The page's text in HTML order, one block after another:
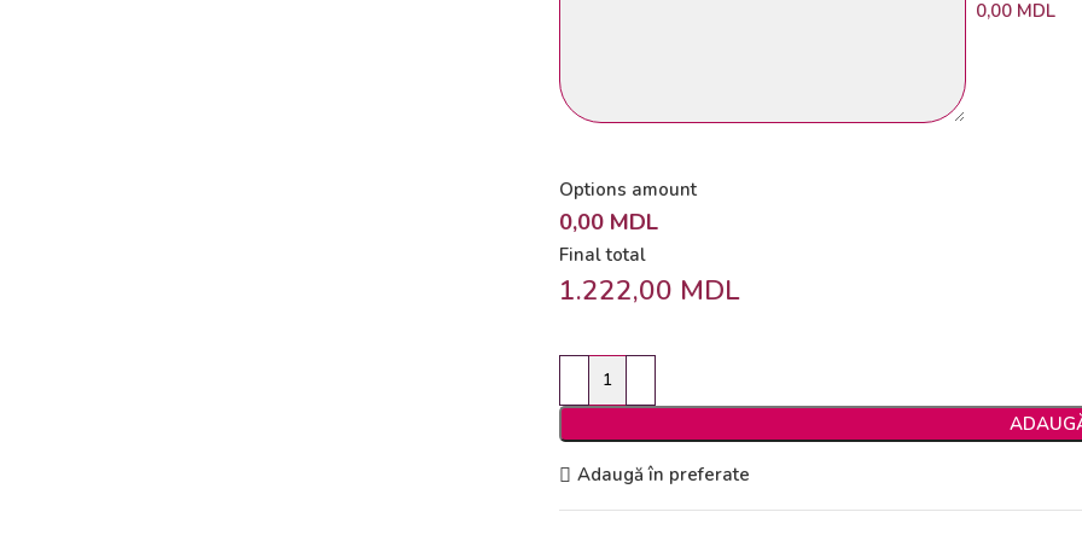
0,00 MDL
Options amount
0,00 MDL
Final total
1.222,00 MDL
Adaugă în preferate